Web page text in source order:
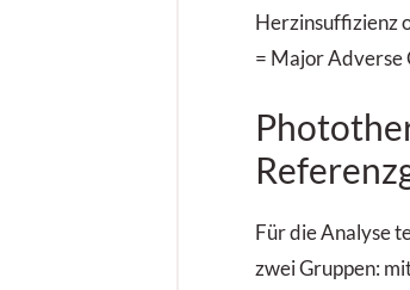
Herzinsuffizienz
= Major Adverse
Für die Analyse
zwei Gruppen: